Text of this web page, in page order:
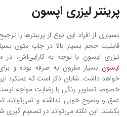
پرینتر لیزری اپسون
بسیاری از افراد این نوع از پرینترها را
قابلیت حجم بسیار بالا در چاپ متون
لیزری اپسون با توجه به کارایی‌اش، در
اپسون بسیار مقرون به صرفه بوده و
خواهد داشت. شایان ذکر است که عملکرد
خصوصا تصاویر رنگی با رضایت مواجه
عمق و وضوح خوبی نداشته و نمی‌توانند
بکشند. این نکته می‌تواند در تصمیم گیری